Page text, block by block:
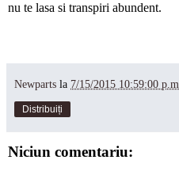
nu te lasa si transpiri abundent.
Newparts la 7/15/2015 10:59:00 p.m.
Distribuiți
Niciun comentariu: